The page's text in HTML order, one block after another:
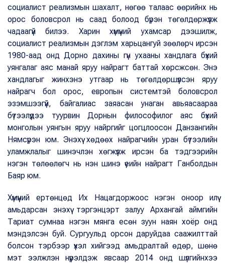
социалист реализмын шахалт, нөгөө талаас өөрийнх нь
орос боловсрол нь саад болоод бүрэн төгөлдөржүүлж
чадаагүй билээ. Харин хүмүүний ухамсар дээшилж,
социалист реализмын дэглэм харьцангуй зөөлөрч ирсэн
1980-аад онд Дорно дахины гүн ухааны хандлага бүхий
уянгалаг аяс манай яруу найрагт баттай хөрсжсөн. Энэ
хандлагыг жинхэнэ утгаар нь төгөлдөршүүлсэн яруу
найрагч бол орос, европын системтэй боловсрол
эзэмшээгүй, байгалиас заяасан унаган авьяасаараа
бүтээлүүдээ туурвин Дорнын философилог аяс бүхий
монголын уянгын яруу найргийг цогцлоосон Данзангийн
Нямсүрэн юм. Энэхүү хөдөөх найрагчийн уран бүтээлийн
уламжлалыг шинэчлэн хөгжүүлж ирсэн ба тэдгээрийн
нэгэн төлөөлөгч нь нэн шинэ үеийн найрагт Ганболдын
Баяр юм.
Хүмүүний ертөнцөд Их Нацагдоржоос нэгэн оноор илүү
амьдарсан энэхүү тэргэнцэрт залуу Архангай аймгийн
Тариат сумнаа нэгэн мянга есөн зуун наян хоёр онд
мэндэлсэн буй. Сургуульд орсон даруйдаа саажилттай
болсон тэрбээр үхэл хийгээд амьдралтай өдөр, шөнө
мэт ээлжлэн нүүрэлдэж явсаар 2014 онд шүлгийнхээ